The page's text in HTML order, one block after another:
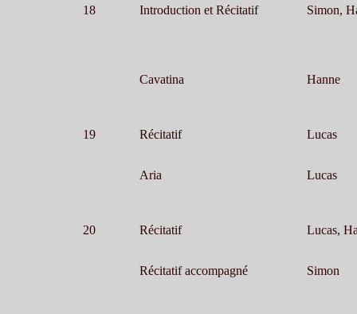
18
Introduction et Récitatif Simon,
Cavatina Hanne
19 Récitatif Lucas
Aria Lucas
20 Récitatif Lucas,
Récitatif accompagné Simon